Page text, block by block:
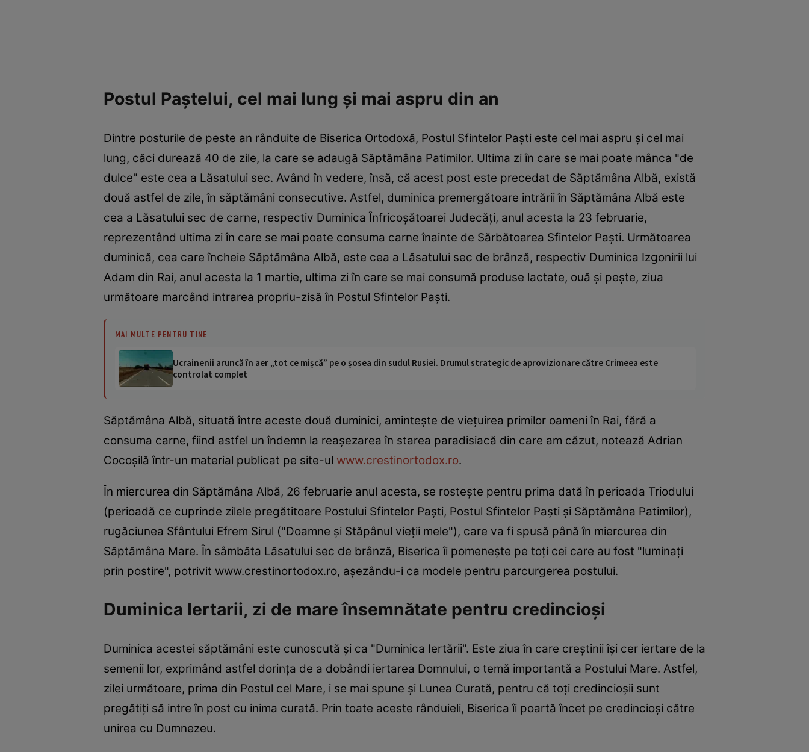
Postul Paştelui, cel mai lung şi mai aspru din an
Dintre posturile de peste an rânduite de Biserica Ortodoxă, Postul Sfintelor Paşti este cel mai aspru şi cel mai
lung, căci durează 40 de zile, la care se adaugă Săptămâna Patimilor. Ultima zi în care se mai poate mânca "de
dulce" este cea a Lăsatului sec. Având în vedere, însă, că acest post este precedat de Săptămâna Albă, există
două astfel de zile, în săptămâni consecutive. Astfel, duminica premergătoare intrării în Săptămâna Albă este
cea a Lăsatului sec de carne, respectiv Duminica Înfricoşătoarei Judecăţi, anul acesta la 23 februarie,
reprezentând ultima zi în care se mai poate consuma carne înainte de Sărbătoarea Sfintelor Paşti. Următoarea
duminică, cea care încheie Săptămâna Albă, este cea a Lăsatului sec de brânză, respectiv Duminica Izgonirii lui
Adam din Rai, anul acesta la 1 martie, ultima zi în care se mai consumă produse lactate, ouă şi peşte, ziua
următoare marcând intrarea propriu-zisă în Postul Sfintelor Paşti.
MAI MULTE PENTRU TINE
Ucrainenii aruncă în aer „tot ce mișcă” pe o șosea din sudul Rusiei. Drumul strategic de aprovizionare către Crimeea este
controlat complet
Săptămâna Albă, situată între aceste două duminici, aminteşte de vieţuirea primilor oameni în Rai, fără a
consuma carne, fiind astfel un îndemn la reaşezarea în starea paradisiacă din care am căzut, notează Adrian
Cocoşilă într-un material publicat pe site-ul www.crestinortodox.ro.
În miercurea din Săptămâna Albă, 26 februarie anul acesta, se rosteşte pentru prima dată în perioada Triodului
(perioadă ce cuprinde zilele pregătitoare Postului Sfintelor Paşti, Postul Sfintelor Paşti şi Săptămâna Patimilor),
rugăciunea Sfântului Efrem Sirul ("Doamne şi Stăpânul vieţii mele"), care va fi spusă până în miercurea din
Săptămâna Mare. În sâmbăta Lăsatului sec de brânză, Biserica îi pomeneşte pe toţi cei care au fost "luminaţi
prin postire", potrivit www.crestinortodox.ro, aşezându-i ca modele pentru parcurgerea postului.
Duminica Iertarii, zi de mare însemnătate pentru credincioşi
Duminica acestei săptămâni este cunoscută şi ca "Duminica Iertării". Este ziua în care creştinii îşi cer iertare de la
semenii lor, exprimând astfel dorinţa de a dobândi iertarea Domnului, o temă importantă a Postului Mare. Astfel,
zilei următoare, prima din Postul cel Mare, i se mai spune şi Lunea Curată, pentru că toţi credincioşii sunt
pregătiţi să intre în post cu inima curată. Prin toate aceste rânduieli, Biserica îi poartă încet pe credincioşi către
unirea cu Dumnezeu.